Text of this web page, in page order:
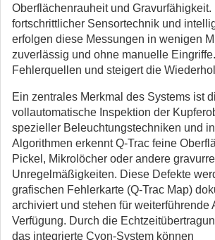
Oberflächenrauheit und Gravurfähigkeit.
fortschrittlicher Sensortechnik und
erfolgen diese Messungen in wenigen
zuverlässig und ohne manuelle
Fehlerquellen und steigert die
Ein zentrales Merkmal des Systems ist
vollautomatische Inspektion der
spezieller Beleuchtungstechniken und
Algorithmen erkennt Q-Trac feine
Pickel, Mikrolöcher oder andere
Unregelmäßigkeiten. Diese Defekte
grafischen Fehlerkarte (Q-Trac Map)
archiviert und stehen für weiterführende
Verfügung. Durch die
das integrierte Cyon-System können